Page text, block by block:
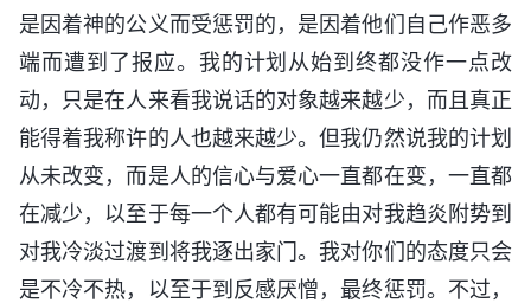
是因着神的公义而受惩罚的，是因着他们自己作恶多
端而遭到了报应。我的计划从始到终都没作一点改
动，只是在人来看我说话的对象越来越少，而且真正
能得着我称许的人也越来越少。但我仍然说我的计划
从未改变，而是人的信心与爱心一直都在变，一直都
在减少，以至于每一个人都有可能由对我趋炎附势到
对我冷淡过渡到将我逐出家门。我对你们的态度只会
是不冷不热，以至于到反感厌憎，最终惩罚。不过，